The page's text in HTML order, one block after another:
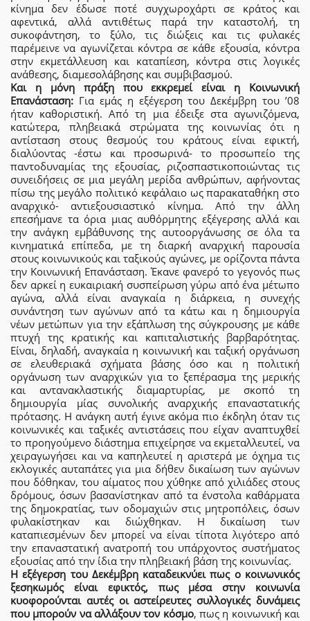
κίνημα δεν έδωσε ποτέ συγχωροχάρτι σε κράτος και
αφεντικά, αλλά αντιθέτως παρά την καταστολή, τη
συκοφάντηση, το ξύλο, τις διώξεις και τις φυλακές
παρέμεινε να αγωνίζεται κόντρα σε κάθε εξουσία, κόντρα
στην εκμετάλλευση και καταπίεση, κόντρα στις λογικές
ανάθεσης, διαμεσολάβησης και συμβιβασμού.
Και η μόνη πράξη που εκκρεμεί είναι η Κοινωνική
Επανάσταση: Για εμάς η εξέγερση του Δεκέμβρη του ’08
ήταν καθοριστική. Από τη μια έδειξε στα αγωνιζόμενα,
κατώτερα, πληβειακά στρώματα της κοινωνίας ότι η
αντίσταση στους θεσμούς του κράτους είναι εφικτή,
διαλύοντας -έστω και προσωρινά- το προσωπείο της
παντοδυναμίας της εξουσίας, ριζοσπαστικοποιώντας τις
συνειδήσεις σε μια μεγάλη μερίδα ανθρώπων, αφήνοντας
πίσω της μεγάλο πολιτικό κεφάλαιο ως παρακαταθήκη στο
αναρχικό- αντιεξουσιαστικό κίνημα. Από την άλλη
επεσήμανε τα όρια μιας αυθόρμητης εξέγερσης αλλά και
την ανάγκη εμβάθυνσης της αυτοοργάνωσης σε όλα τα
κινηματικά επίπεδα, με τη διαρκή αναρχική παρουσία
στους κοινωνικούς και ταξικούς αγώνες, με ορίζοντα πάντα
την Κοινωνική Επανάσταση. Έκανε φανερό το γεγονός πως
δεν αρκεί η ευκαιριακή συσπείρωση γύρω από ένα μέτωπο
αγώνα, αλλά είναι αναγκαία η διάρκεια, η συνεχής
συνάντηση των αγώνων από τα κάτω και η δημιουργία
νέων μετώπων για την εξάπλωση της σύγκρουσης με κάθε
πτυχή της κρατικής και καπιταλιστικής βαρβαρότητας.
Είναι, δηλαδή, αναγκαία η κοινωνική και ταξική οργάνωση
σε ελευθεριακά σχήματα βάσης όσο και η πολιτική
οργάνωση των αναρχικών για το ξεπέρασμα της μερικής
και αντανακλαστικής διαμαρτυρίας, με σκοπό τη
δημιουργία μίας συνολικής αναρχικής επαναστατικής
πρότασης. Η ανάγκη αυτή έγινε ακόμα πιο έκδηλη όταν τις
κοινωνικές και ταξικές αντιστάσεις που είχαν αναπτυχθεί
το προηγούμενο διάστημα επιχείρησε να εκμεταλλευτεί, να
χειραγωγήσει και να καπηλευτεί η αριστερά με όχημα τις
εκλογικές αυταπάτες για μια δήθεν δικαίωση των αγώνων
που δόθηκαν, του αίματος που χύθηκε από χιλιάδες στους
δρόμους, όσων βασανίστηκαν από τα ένστολα καθάρματα
της δημοκρατίας, των οδομαχιών στις μητροπόλεις, όσων
φυλακίστηκαν και διώχθηκαν. Η δικαίωση των
καταπιεσμένων δεν μπορεί να είναι τίποτα λιγότερο από
την επαναστατική ανατροπή του υπάρχοντος συστήματος
εξουσίας από την ίδια την πληβειακή βάση της κοινωνίας.
Η εξέγερση του Δεκέμβρη καταδεικνύει πως ο κοινωνικός
ξεσηκωμός είναι εφικτός, πως μέσα στην κοινωνία
κυοφορούνται αυτές οι αστείρευτες συλλογικές δυνάμεις
που μπορούν να αλλάξουν τον κόσμο, πως η κοινωνική και